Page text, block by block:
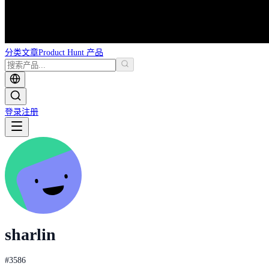
分类文章Product Hunt 产品
登录注册
sharlin
#3586